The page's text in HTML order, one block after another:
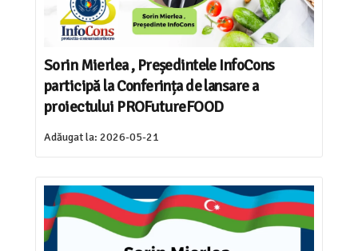
Sorin Mierlea , Președintele InfoCons
participă la Conferința de lansare a
proiectului PROFutureFOOD
Adăugat la: 2026-05-21